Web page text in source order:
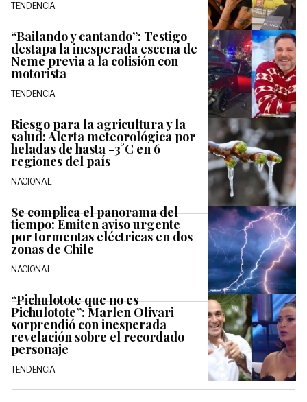
TENDENCIA
“Bailando y cantando”: Testigo
destapa la inesperada escena de
Neme previa a la colisión con
motorista
TENDENCIA
Riesgo para la agricultura y la
salud: Alerta meteorológica por
heladas de hasta -3°C en 6
regiones del país
NACIONAL
Se complica el panorama del
tiempo: Emiten aviso urgente
por tormentas eléctricas en dos
zonas de Chile
NACIONAL
“Pichulotote que no es
Pichulotote”: Marlen Olivari
sorprendió con inesperada
revelación sobre el recordado
personaje
TENDENCIA